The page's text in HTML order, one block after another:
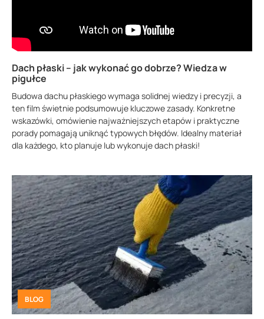
Dach płaski – jak wykonać go dobrze? Wiedza w
pigułce
Budowa dachu płaskiego wymaga solidnej wiedzy i precyzji, a
ten film świetnie podsumowuje kluczowe zasady. Konkretne
wskazówki, omówienie najważniejszych etapów i praktyczne
porady pomagają uniknąć typowych błędów. Idealny materiał
dla każdego, kto planuje lub wykonuje dach płaski!
BLOG